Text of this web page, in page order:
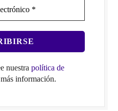
nuestra política de
información.